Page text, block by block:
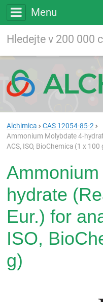
Menu
Vyhledávání
Alchimica
CAS 12054-85-2
Ammonium Molybdate 4-
ACS, ISO, BioChemica (1 x 100
hydrate
Eur.) for
ISO,
g)